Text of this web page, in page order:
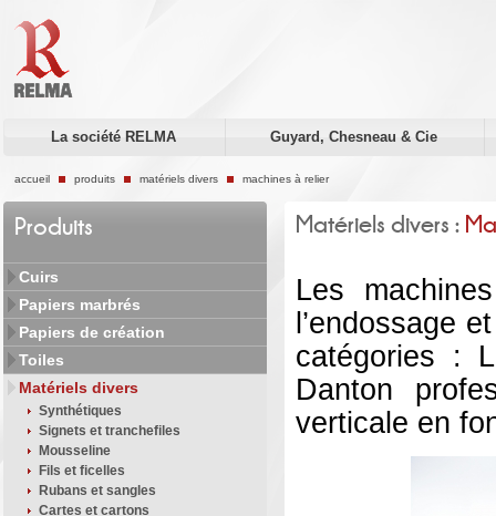
La société RELMA Guyard, Chesneau & Cie
accueil produits matériels divers machines à relier
Produits
Cuirs
Papiers marbrés
Papiers de création
Toiles
Matériels divers
Synthétiques
Signets et tranchefiles
Mousseline
Fils et ficelles
Rubans et sangles
Cartes et cartons
Matériels divers :
Les
l’endossage
catégories :
Danton
verticale en